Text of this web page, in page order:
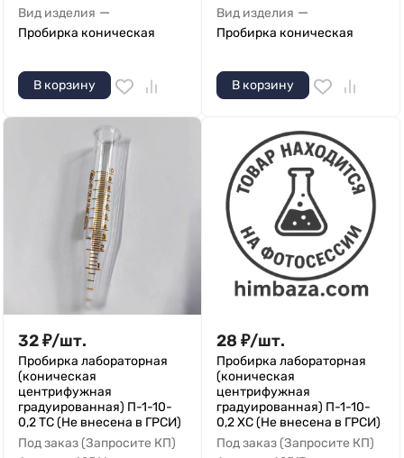
Вид изделия —
Пробирка коническая
В корзину
Вид изделия —
Пробирка коническая
В корзину
32₽/шт.
Пробирка лабораторная
(коническая
центрифужная
градуированная) П-1-10-
0,2 ТС (Не внесена в ГРСИ)
Под заказ (Запросите КП)
28 ₽/шт.
Пробирка лабораторная
(коническая
центрифужная
градуированная) П-1-10-
0,2 ХС (Не внесена в ГРСИ)
Под заказ (Запросите КП)